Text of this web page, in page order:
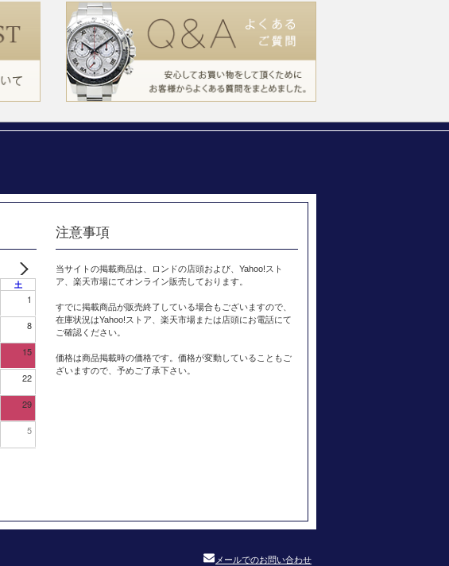
土
1
8
15
22
29
5
注意事項
当サイトの掲載商品は、ロンドの店頭および、Yahoo!スト
ア、楽天市場にてオンライン販売しております。
すでに掲載商品が販売終了している場合もございますので、
在庫状況はYahoo!ストア、楽天市場または店頭にお電話にて
ご確認ください。
価格は商品掲載時の価格です。価格が変動していることもご
ざいますので、予めご了承下さい。
メールでのお問い合わせ